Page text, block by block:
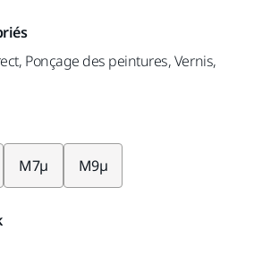
Ponçage des peintures, Vernis,
M7µ M9µ